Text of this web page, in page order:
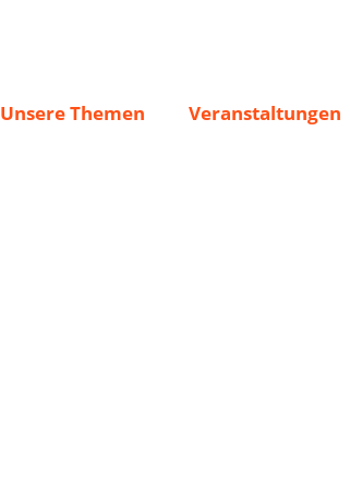
Unsere Themen Veranstaltungen